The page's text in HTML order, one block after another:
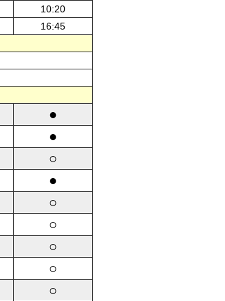
10:20
16:45
●
●
○
●
○
○
○
○
○